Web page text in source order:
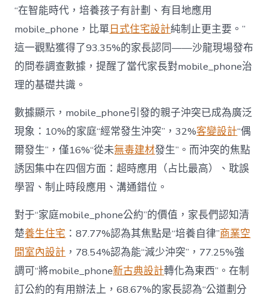
東
西”，
而
非
“家
庭
中
“在智能時代，培養孩子有計劃、有目地應用
mobile_phone，比單日式住宅設計純制止更主要。”
這一觀點獲得了93.35%的家長認同——沙龍現場發布
的問卷調查數據，提醒了當代家長對mobile_phone治
理的基礎共識。
數據顯示，mobile_phone引發的親子沖突已成為廣泛
現象：10%的家庭“經常發生沖突”，32%客變設計“偶
爾發生”，僅16%“從未無毒建材發生”。而沖突的焦點
誘因集中在四個方面：超時應用（占比最高）、耽誤
學習、制止時段應用、溝通錯位。
對于“家庭mobile_phone公約”的價值，家長們認知清
楚養生住宅 ：87.77%認為其焦點是“培養自律”商業空
間室內設計 ，78.54%認為能“減少沖突”，77.25%強
調可“將mobile_phone新古典設計轉化為東西”。在制
訂公約的有用辦法上，68.67%的家長認為“公道劃分